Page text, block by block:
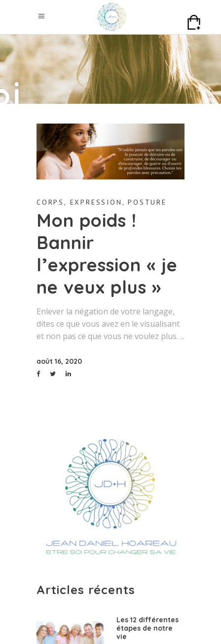
CORPS , EXPRESSION ,POSTURE
Mon poids !
Bannir
l’expression « je
ne veux plus »
Enlever la négation de votre langage,
dites ce que vous avez en le visualisant
et non pas ce que vous ne voulez plus.
août 16, 2020
Articles récents
Les 12 différentes
étapes de notre
vie